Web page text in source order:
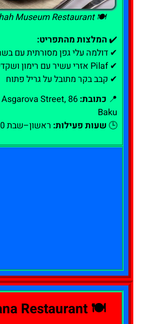
🍽️ Shirvanshah Museum Restaurant
✔️ המלצות מהתפריט:
✔ דולמה עלי גפן מסורתית עם
✔ Pilaf אזרי עשיר עם רימון ושקדים
✔ קבב בקר מתובל על גריל פתוח
📍 כתובת:
Asgarova Street,
Baku
🕒 שעות פעילות: ראשון–שבת 12:00–00:00
🍽️ Qaynana Restaurant